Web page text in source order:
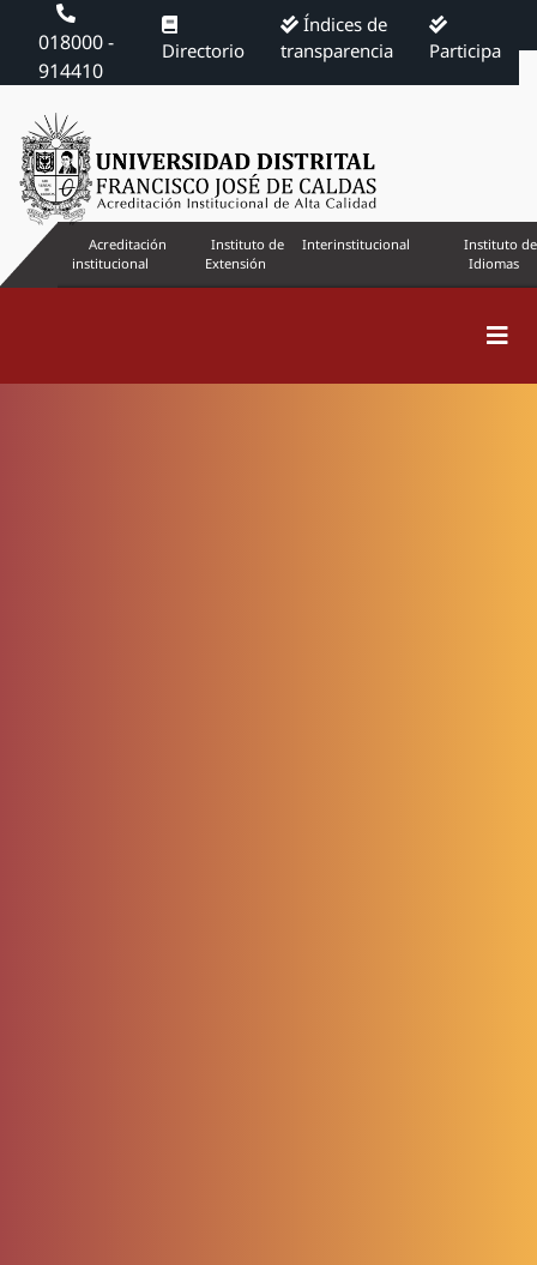
018000 -
914410
Directorio
Índices de
transparencia
Participa
Acreditación
institucional
Instituto de
Extensión
Interinstitucional
Instituto de
Idiomas